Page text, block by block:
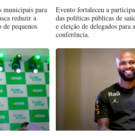
municipais para
reduzir a
de pequenos
Evento fortaleceu a
das políticas públicas de
e eleição de delegados para
conferência.